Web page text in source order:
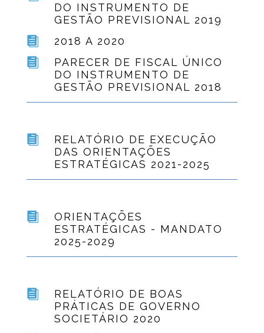
DO INSTRUMENTO DE
GESTÃO PREVISIONAL 2019

2018 A 2020

PARECER DE FISCAL ÚNICO
DO INSTRUMENTO DE
GESTÃO PREVISIONAL 2018

RELATÓRIO DE EXECUÇÃO
DAS ORIENTAÇÕES
ESTRATÉGICAS 2021-2025

ORIENTAÇÕES
ESTRATÉGICAS - MANDATO
2025-2029

RELATÓRIO DE BOAS
PRÁTICAS DE GOVERNO
SOCIETÁRIO 2020